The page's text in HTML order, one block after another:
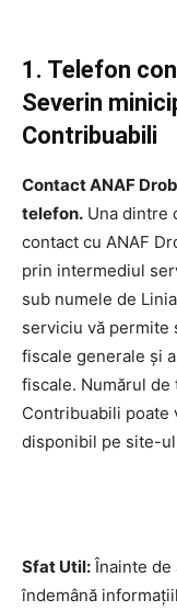
1. Telefon
Severin
Contribuabili
Contact ANAF
telefon. Una dintre
contact cu ANAF
prin intermediul
sub numele de
serviciu vă permite
fiscale generale și
fiscale. Numărul
Contribuabili poate
disponibil pe site-ul
Sfat Util: Înainte de
îndemână